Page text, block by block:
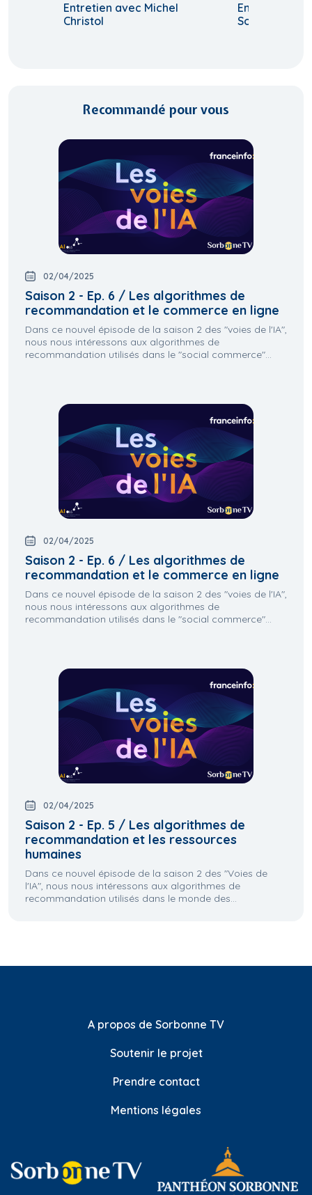
Entretien avec Michel
Christol
Entretien
Sodini
Recommandé pour vous
02/04/2025
Saison 2 - Ep. 6 / Les algorithmes de
recommandation et le commerce en ligne
Dans ce nouvel épisode de la saison 2 des "voies de l'IA",
nous nous intéressons aux algorithmes de
recommandation utilisés dans le "social commerce"...
02/04/2025
Saison 2 - Ep. 6 / Les algorithmes de
recommandation et le commerce en ligne
Dans ce nouvel épisode de la saison 2 des "voies de l'IA",
nous nous intéressons aux algorithmes de
recommandation utilisés dans le "social commerce"...
02/04/2025
Saison 2 - Ep. 5 / Les algorithmes de
recommandation et les ressources
humaines
Dans ce nouvel épisode de la saison 2 des "Voies de
l'IA", nous nous intéressons aux algorithmes de
recommandation utilisés dans le monde des...
A propos de Sorbonne TV
Soutenir le projet
Prendre contact
Mentions légales